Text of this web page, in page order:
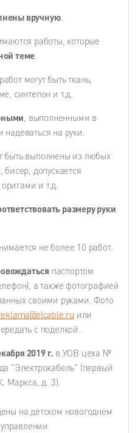
вручную
работы, которые
теме
могут быть ткань,
синтепон и т.д.
, выполненными в
на руки.
быть выполнены из любых
допускается
и т.д.
размеру руки
не более 10 работ.
паспортом
а также фотографией
своими руками. Фото
или
с поделкой.
2019 г. в УОВ цеха №
"Электрокабель" (первый
Маркса, д. 3).
на детском новогоднем